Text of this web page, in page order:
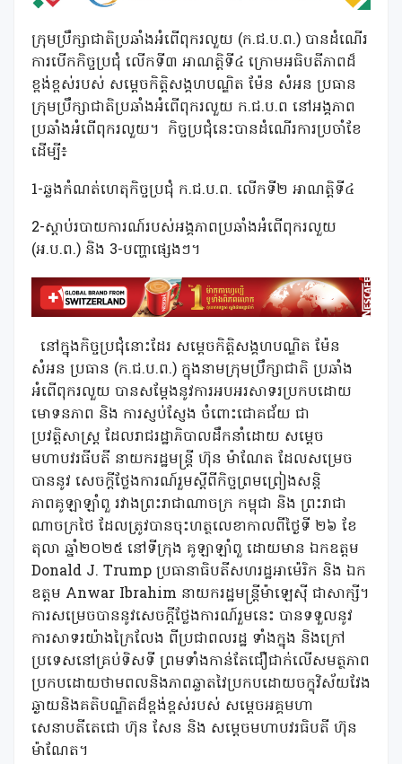
ក្រុមប្រឹក្សាជាតិប្រឆាំងអំពើពុករលួយ (ក.ជ.ប.ព.) បានដំណើរ
ការបើកកិច្ចប្រជុំ លើកទី៣ អាណត្តិទី៤ ក្រោមអធិបតីភាពដ៏
ខ្ពង់ខ្ពស់របស់ សម្តេចកិត្តិសង្គហបណ្ឌិត ម៉ែន សំអន ប្រធាន
ក្រុមប្រឹក្សាជាតិប្រឆាំងអំពើពុករលួយ ក.ជ.ប.ព នៅអង្គភាព
ប្រឆាំងអំពើពុករលួយ។ កិច្ចប្រជុំនេះបានដំណើរការប្រចាំខែ
ដើម្បី៖
1-ឆ្លងកំណត់ហេតុកិច្ចប្រជុំ ក.ជ.ប.ព. លើកទី២ អាណត្តិទី៤
2-ស្តាប់របាយការណ៍របស់អង្គភាពប្រឆាំងអំពើពុករលួយ
(អ.ប.ព.) និង 3-បញ្ហាផ្សេងៗ។
នៅក្នុងកិច្ចប្រជុំនោះដែរ សម្តេចកិត្តិសង្គហបណ្ឌិត ម៉ែន
សំអន ប្រធាន (ក.ជ.ប.ព.) ក្នុងនាមក្រុមប្រឹក្សាជាតិ ប្រឆាំង
អំពើពុករលួយ បានសម្តែងនូវការអបអរសាទរប្រកបដោយ
មោទនភាព និង ការស្ញប់ស្ញែង ចំពោះជោគជ័យ ជា
ប្រវត្តិសាស្ត្រ ដែលរាជរដ្ឋាភិបាលដឹកនាំដោយ សម្តេច
មហាបវរធីបតី នាយករដ្ឋមន្ត្រី ហ៊ុន ម៉ាណែត ដែលសម្រេច
បាននូវ សេចក្តីថ្លែងការណ៍រួមស្តីពីកិច្ចព្រមព្រៀងសន្តិ
ភាពគូឡាឡាំពួ រវាងព្រះរាជាណាចក្រ កម្ពុជា និង ព្រះរាជា
ណាចក្រថៃ ដែលត្រូវបានចុះហត្ថលេខាកាលពីថ្ងៃទី ២៦ ខែ
តុលា ឆ្នាំ២០២៥ នៅទីក្រុង គូឡាឡាំពួ ដោយមាន ឯកឧត្តម
Donald J. Trump ប្រធានាធិបតីសហរដ្ឋអាម៉េរិក និង ឯក
ឧត្តម Anwar Ibrahim នាយករដ្ឋមន្ត្រីម៉ាឡេស៊ី ជាសាក្សី។
ការសម្រេចបាននូវសេចក្តីថ្លែងការណ៍រួមនេះ បានទទួលនូវ
ការសាទរយ៉ាងក្រៃលែង ពីប្រជាពលរដ្ឋ ទាំងក្នុង និងក្រៅ
ប្រទេសនៅគ្រប់ទិសទី ព្រមទាំងកាន់តែជឿជាក់លើសមត្ថភាព
ប្រកបដោយថាមពលនិងភាពឆ្លាតវៃប្រកបដោយចក្ខុវិស័យវែង
ឆ្ងាយនិងគតិបណ្ឌិតដ៏ខ្ពង់ខ្ពស់របស់ សម្តេចអគ្គមហា
សេនាបតីតេជោ ហ៊ុន សែន និង សម្តេចមហាបវរធិបតី ហ៊ុន
ម៉ាណែត។